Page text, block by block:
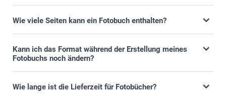
Wie viele Seiten kann ein Fotobuch enthalten?
Kann ich das Format während der Erstellung meines
Fotobuchs noch ändern?
Wie lange ist die Lieferzeit für Fotobücher?